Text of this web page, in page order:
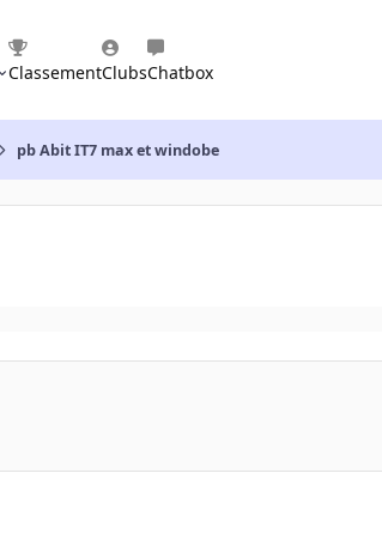
ClassementClubsChatbox
pb Abit IT7 max et windobe